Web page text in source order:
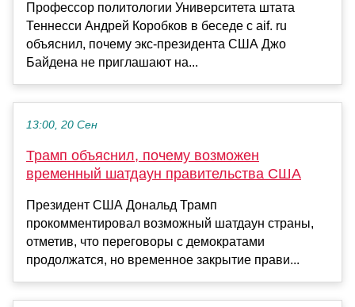
Профессор политологии Университета штата
Теннесси Андрей Коробков в беседе с aif. ru
объяснил, почему экс-президента США Джо
Байдена не приглашают на...
13:00, 20 Сен
Трамп объяснил, почему возможен
временный шатдаун правительства США
Президент США Дональд Трамп
прокомментировал возможный шатдаун страны,
отметив, что переговоры с демократами
продолжатся, но временное закрытие прави...